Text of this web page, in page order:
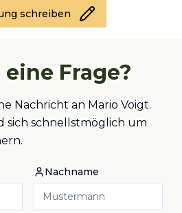
schreiben
Frage?
Nachricht an Mario Voigt.
sich schnellstmöglich um
Nachname